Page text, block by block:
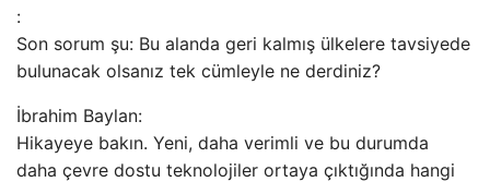
:
Son sorum şu: Bu alanda geri kalmış ülkelere tavsiyede
bulunacak olsanız tek cümleyle ne derdiniz?
İbrahim Baylan:
Hikayeye bakın. Yeni, daha verimli ve bu durumda
daha çevre dostu teknolojiler ortaya çıktığında hangi